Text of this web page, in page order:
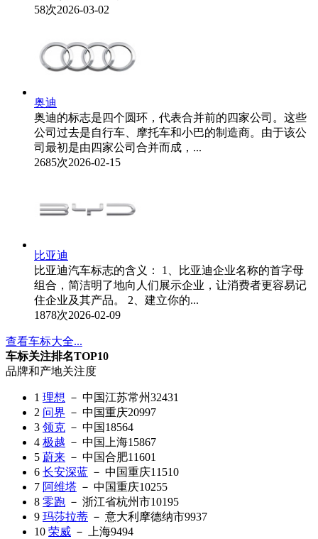
58次2026-03-02
奥迪
奥迪的标志是四个圆环，代表合并前的四家公司。这些
公司过去是自行车、摩托车和小巴的制造商。由于该公
司最初是由四家公司合并而成，...
2685次2026-02-15
比亚迪
比亚迪汽车标志的含义： 1、比亚迪企业名称的首字母
组合，简洁明了地向人们展示企业，让消费者更容易记
住企业及其产品。 2、建立你的...
1878次2026-02-09
查看车标大全...
车标关注排名TOP10
品牌和产地关注度
1 理想 － 中国江苏常州32431
2 问界 － 中国重庆20997
3 领克 － 中国18564
4 极越 － 中国上海15867
5 蔚来 － 中国合肥11601
6 长安深蓝 － 中国重庆11510
7 阿维塔 － 中国重庆10255
8 零跑 － 浙江省杭州市10195
9 玛莎拉蒂 － 意大利摩德纳市9937
10 荣威 － 上海9494